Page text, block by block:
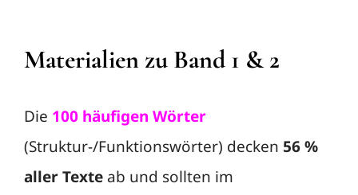
Materialien zu Band 1 & 2
Die 100 häufigen Wörter
(Struktur-/Funktionswörter) decken 56 %
aller Texteab und sollten im